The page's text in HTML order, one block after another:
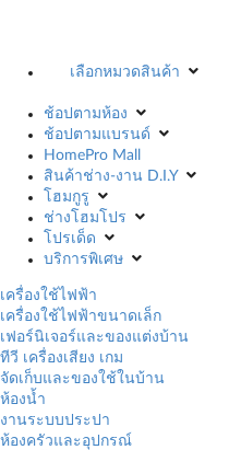
เลือกหมวดสินค้า
ช้อปตามห้อง
ช้อปตามแบรนด์
HomePro Mall
สินค้าช่าง-งาน D.I.Y
โฮมกูรู
ช่างโฮมโปร
โปรเด็ด
บริการพิเศษ
เครื่องใช้ไฟฟ้า
เครื่องใช้ไฟฟ้าขนาดเล็ก
เฟอร์นิเจอร์และของแต่งบ้าน
ทีวี เครื่องเสียง เกม
จัดเก็บและของใช้ในบ้าน
ห้องน้ำ
งานระบบประปา
ห้องครัวและอุปกรณ์